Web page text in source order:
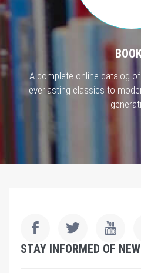
A complete online catalog
everlasting classics to
STAY INFORMED OF